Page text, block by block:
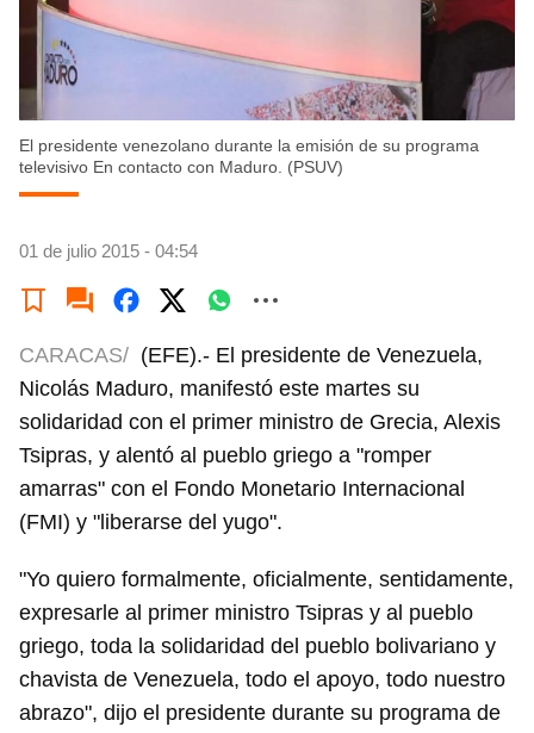
El presidente venezolano durante la emisión de su programa
televisivo En contacto con Maduro. (PSUV)
01 de julio 2015 - 04:54
CARACAS/ (EFE).- El presidente de Venezuela,
Nicolás Maduro, manifestó este martes su
solidaridad con el primer ministro de Grecia, Alexis
Tsipras, y alentó al pueblo griego a "romper
amarras" con el Fondo Monetario Internacional
(FMI) y "liberarse del yugo".
"Yo quiero formalmente, oficialmente, sentidamente,
expresarle al primer ministro Tsipras y al pueblo
griego, toda la solidaridad del pueblo bolivariano y
chavista de Venezuela, todo el apoyo, todo nuestro
abrazo", dijo el presidente durante su programa de